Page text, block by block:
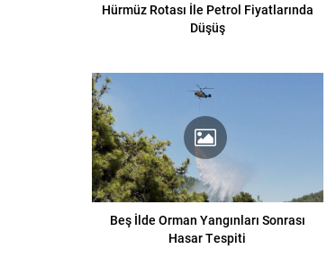
Hürmüz Rotası İle Petrol Fiyatlarında
Düşüş
Beş İlde Orman Yangınları Sonrası
Hasar Tespiti